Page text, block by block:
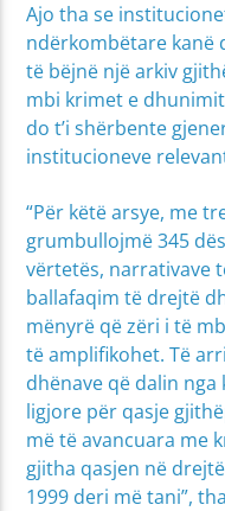
Ajo tha se
ndërkombëtare kanë
të bëjnë një arkiv
mbi krimet e
do t’i shërbente
institucioneve
“Për këtë arsye, me
grumbullojmë 345
vërtetës, narrativave
ballafaqim të drejtë
mënyrë që zëri i të
të amplifikohet. Të
dhënave që dalin
ligjore për qasje
më të avancuara me
gjitha qasjen në
1999 deri më tani”,